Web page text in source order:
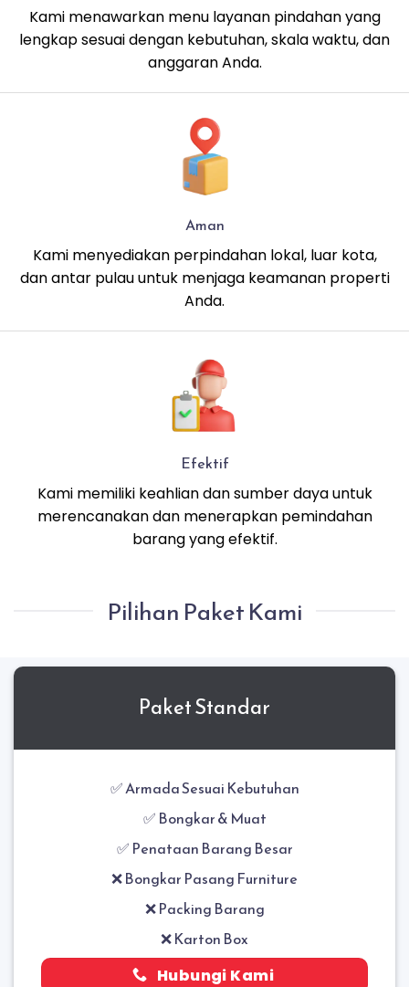
Kami menawarkan menu layanan pindahan yang
lengkap sesuai dengan kebutuhan, skala waktu, dan
anggaran Anda.
Aman
Kami menyediakan perpindahan lokal, luar kota,
dan antar pulau untuk menjaga keamanan properti
Anda.
Efektif
Kami memiliki keahlian dan sumber daya untuk
merencanakan dan menerapkan pemindahan
barang yang efektif.
Pilihan Paket Kami
Paket Standar
✅ Armada Sesuai Kebutuhan
✅ Bongkar & Muat
✅ Penataan Barang Besar
❌ Bongkar Pasang Furniture
❌ Packing Barang
❌ Karton Box
Hubungi Kami